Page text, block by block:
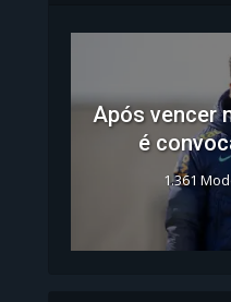
Após vencer
é
1.361